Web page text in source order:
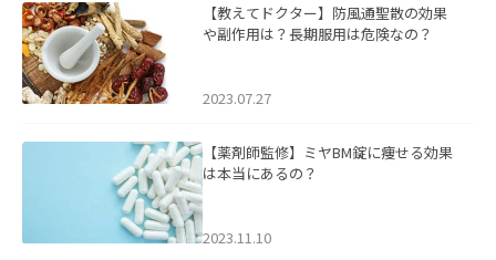
【教えてドクター】防風通聖散の効果
や副作用は？長期服用は危険なの？
2023.07.27
【薬剤師監修】ミヤBM錠に痩せる効果
は本当にあるの？
2023.11.10